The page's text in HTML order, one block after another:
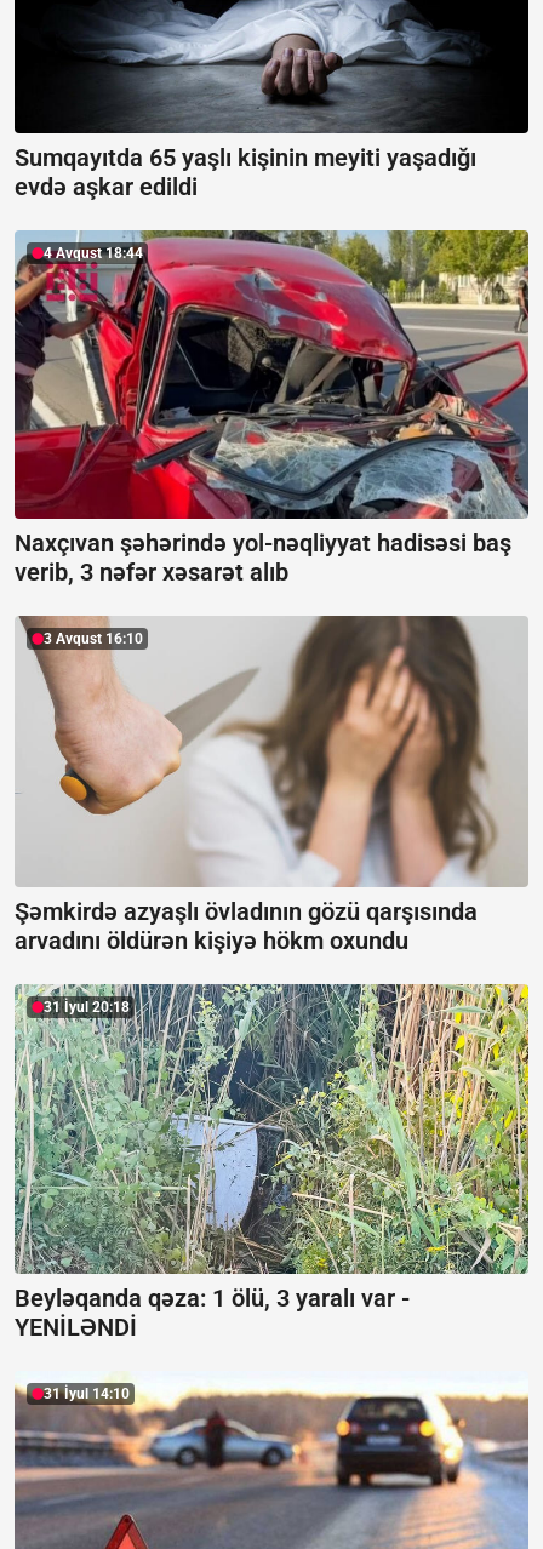
Sumqayıtda 65 yaşlı kişinin meyiti yaşadığı
evdə aşkar edildi
4 Avqust 18:44
Naxçıvan şəhərində yol-nəqliyyat hadisəsi baş
verib, 3 nəfər xəsarət alıb
3 Avqust 16:10
Şəmkirdə azyaşlı övladının gözü qarşısında
arvadını öldürən kişiyə hökm oxundu
31 İyul 20:18
Beyləqanda qəza: 1 ölü, 3 yaralı var -
YENİLƏNDİ
31 İyul 14:10